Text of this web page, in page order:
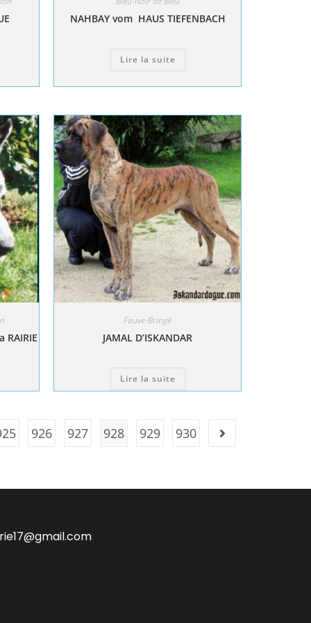
NAHBAY vom HAUS TIEFENBACH
Lire la suite
RAIRIE
Fauve-Bringé
JAMAL D’ISKANDAR
Lire la suite
926 927 928 929 930